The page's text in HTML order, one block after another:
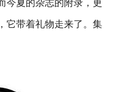
它带着礼物走来了。集